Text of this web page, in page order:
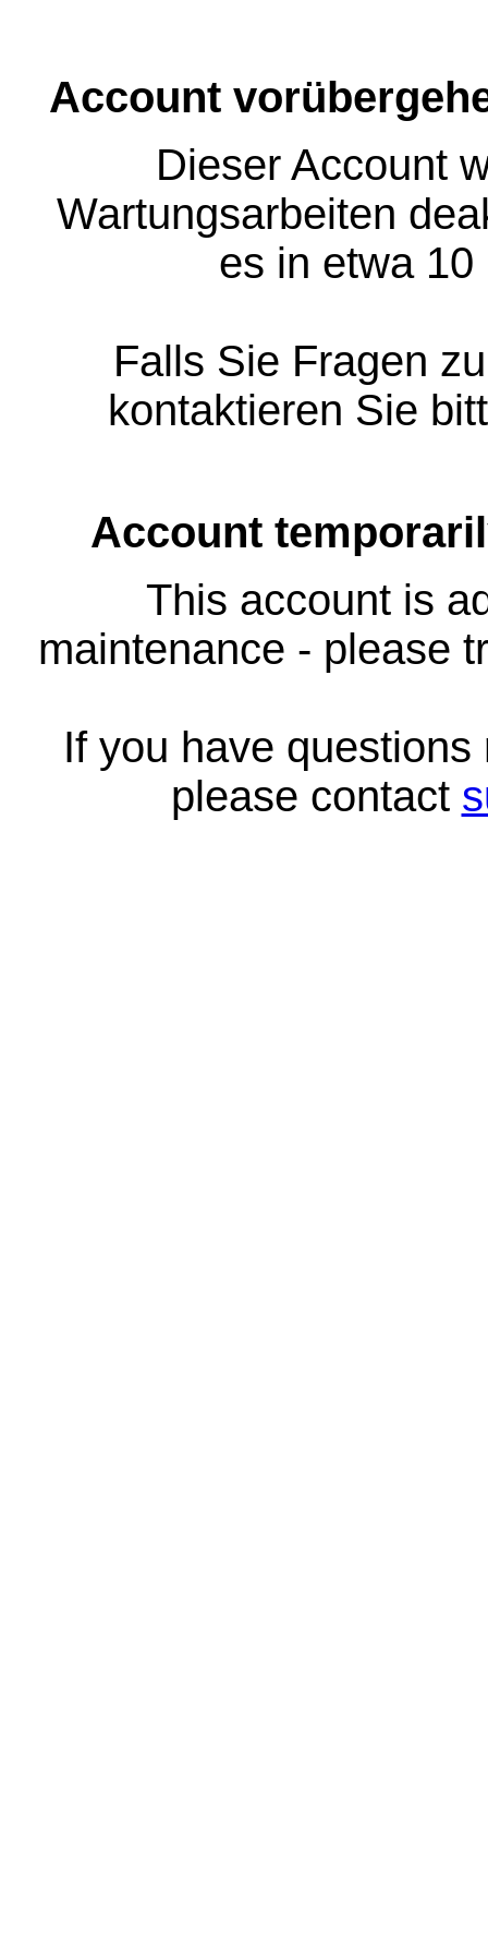
Account
Dieser Account
Wartungsarbeiten
es in etwa
Falls Sie Fragen
kontaktieren Sie
Account
This account is
maintenance - please
If you have
please contact